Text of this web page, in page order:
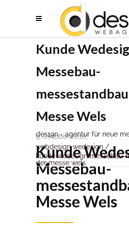
Kunde
Messebau-
Messe Wels
des19n - agentur für neue
webdesign wedesign /
kunde wedesign messebau-
der messe wels
9. Oktober 2016
Kunde
Messebau-
Messe Wels